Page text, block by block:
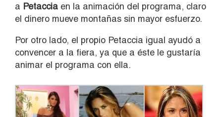
a Petaccia en la animación del programa, claro
el dinero mueve montañas sin mayor esfuerzo.
Por otro lado, el propio Petaccia igual ayudó a
convencer a la fiera, ya que a éste le gustaría
animar el programa con ella.